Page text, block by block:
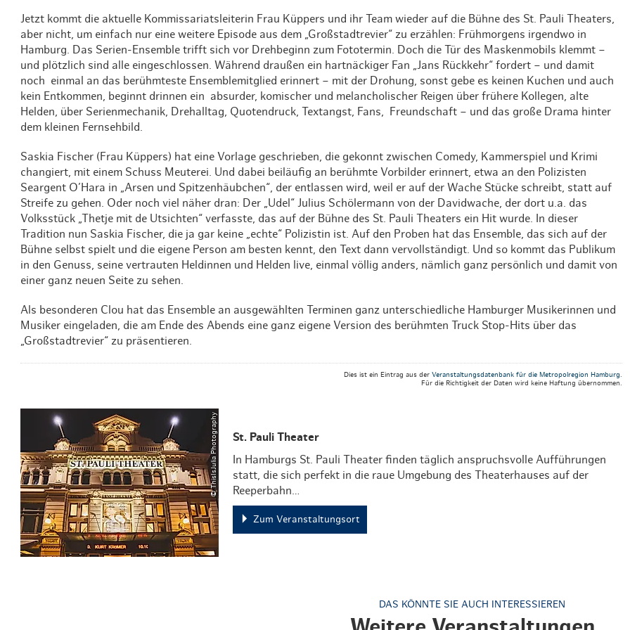
Jetzt kommt die aktuelle Kommissariatsleiterin Frau Küppers und ihr Team wieder auf die Bühne des St. Pauli Theaters,
aber nicht, um einfach nur eine weitere Episode aus dem „Großstadtrevier“ zu erzählen: Frühmorgens irgendwo in
Hamburg. Das Serien-Ensemble trifft sich vor Drehbeginn zum Fototermin. Doch die Tür des Maskenmobils klemmt –
und plötzlich sind alle eingeschlossen. Während draußen ein hartnäckiger Fan „Jans Rückkehr“ fordert – und damit
noch einmal an das berühmteste Ensemblemitglied erinnert – mit der Drohung, sonst gebe es keinen Kuchen und auch
kein Entkommen, beginnt drinnen ein absurder, komischer und melancholischer Reigen über frühere Kollegen, alte
Helden, über Serienmechanik, Drehalltag, Quotendruck, Textangst, Fans, Freundschaft – und das große Drama hinter
dem kleinen Fernsehbild.
Saskia Fischer (Frau Küppers) hat eine Vorlage geschrieben, die gekonnt zwischen Comedy, Kammerspiel und Krimi
changiert, mit einem Schuss Meuterei. Und dabei beiläufig an berühmte Vorbilder erinnert, etwa an den Polizisten
Seargent O’Hara in „Arsen und Spitzenhäubchen“, der entlassen wird, weil er auf der Wache Stücke schreibt, statt auf
Streife zu gehen. Oder noch viel näher dran: Der „Udel“ Julius Schölermann von der Davidwache, der dort u.a. das
Volksstück „Thetje mit de Utsichten“ verfasste, das auf der Bühne des St. Pauli Theaters ein Hit wurde. In dieser
Tradition nun Saskia Fischer, die ja gar keine „echte“ Polizistin ist. Auf den Proben hat das Ensemble, das sich auf der
Bühne selbst spielt und die eigene Person am besten kennt, den Text dann vervollständigt. Und so kommt das Publikum
in den Genuss, seine vertrauten Heldinnen und Helden live, einmal völlig anders, nämlich ganz persönlich und damit von
einer ganz neuen Seite zu sehen.
Als besonderen Clou hat das Ensemble an ausgewählten Terminen ganz unterschiedliche Hamburger Musikerinnen und
Musiker eingeladen, die am Ende des Abends eine ganz eigene Version des berühmten Truck Stop-Hits über das
„Großstadtrevier“ zu präsentieren.
Dies ist ein Eintrag aus der Veranstaltungsdatenbank für die Metropolregion Hamburg
Für die Richtigkeit der Daten wird keine Haftung übernommen.
© ThisIsJulia Photography
St. Pauli Theater
In Hamburgs St. Pauli Theater finden täglich anspruchsvolle Aufführungen
statt, die sich perfekt in die raue Umgebung des Theaterhauses auf der
Reeperbahn…
Zum Veranstaltungsort
DAS KÖNNTE SIE AUCH INTERESSIEREN